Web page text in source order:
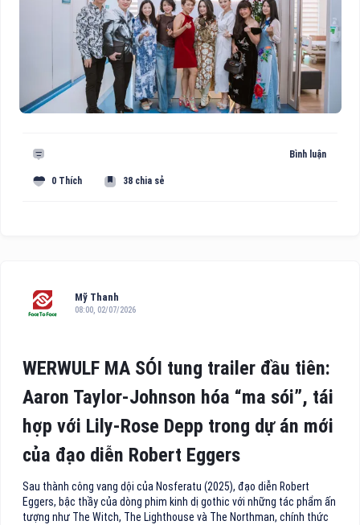
Bình luận
0 Thích 38 chia sẻ
Mỹ Thanh
08:00, 02/07/2026
WERWULF MA SÓI tung trailer đầu tiên:
Aaron Taylor-Johnson hóa “ma sói”, tái
hợp với Lily-Rose Depp trong dự án mới
của đạo diễn Robert Eggers
Sau thành công vang dội của Nosferatu (2025), đạo diễn Robert
Eggers, bậc thầy của dòng phim kinh dị gothic với những tác phẩm ấn
tượng như The Witch, The Lighthouse và The Northman, chính thức